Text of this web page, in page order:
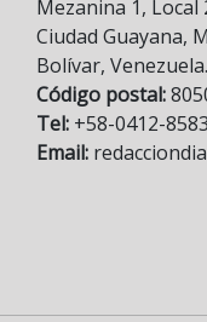
Mezanina 1, Local
Ciudad Guayana,
Bolívar, Venezuela.
Código postal:
Tel: +58-0412-
Email: